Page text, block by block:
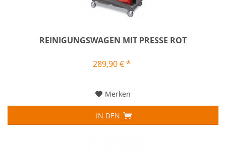
REINIGUNGSWAGEN MIT PRESSE ROT
289,90 € *
Merken
IN DEN